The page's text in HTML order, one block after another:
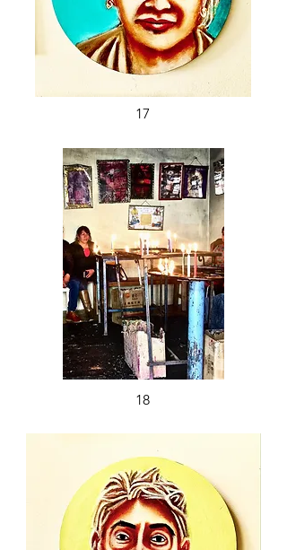
17
18